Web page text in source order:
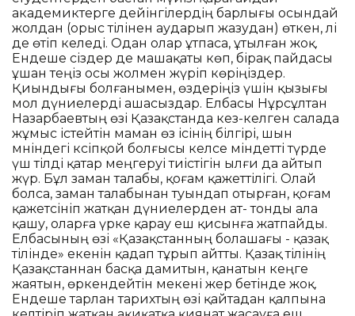
академиктерге дейінгілердің барлығы осындай
жолдан (орыс тілінен аударып жазудан) өткен, әлі
де өтіп келеді. Одан олар ұтпаса, ұтылған жоқ.
Ендеше сіздер де машақаты көп, бірақ пайдасы
ұшан теңіз осы жолмен жүріп көріңіздер.
Қиындығы болғанымен, өздеріңіз үшін қызығы
мол дүниелерді ашасыздар. Елбасы Нұрсұлтан
Назарбаевтың өзі Қазақстанда кез-келген салада
жұмыс істейтін маман өз ісінің білгірі, шын
мәніндегі кәсіпқой болғысы келсе міндетті түрде
үш тілді қатар меңгеруі тиістігін ылғи да айтып
жүр. Бұл заман талабы, қоғам қажеттілігі. Олай
болса, заман талабынан туындап отырған, қоғам
қажетсініп жатқан дүниелерден ат- тонды ала
қашу, оларға үрке қарау еш қисынға жатпайды.
Елбасының өзі «Қазақстанның болашағы - қазақ
тілінде» екенін қадап тұрып айтты. Қазақ тілінің
Қазақстаннан басқа дамитын, қанатын кеңге
жаятын, өркендейтін мекені жер бетінде жоқ.
Ендеше тарлан тарихтың өзі қайтадан қалпына